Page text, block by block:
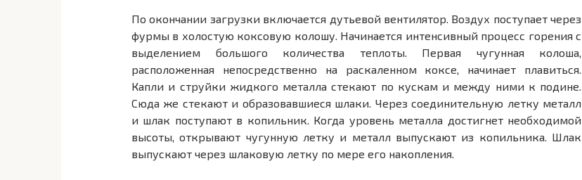
По окончании загрузки включается дутьевой вентилятор. Воздух поступает через
фурмы в холостую коксовую колошу. Начинается интенсивный процесс горения с
выделением большого количества теплоты. Первая чугунная колоша,
расположенная непосредственно на раскаленном коксе, начинает плавиться.
Капли и струйки жидкого металла стекают по кускам и между ними к подине.
Сюда же стекают и образовавшиеся шлаки. Через соединительную летку металл
и шлак поступают в копильник. Когда уровень металла достигнет необходимой
высоты, открывают чугунную летку и металл выпускают из копильника. Шлак
выпускают через шлаковую летку по мере его накопления.